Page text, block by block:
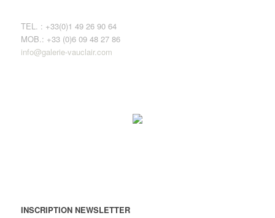
TEL. : +33(0)1 49 26 90 64
MOB.: +33 (0)6 09 48 27 86
info@galerie-vauclair.com
INSCRIPTION NEWSLETTER